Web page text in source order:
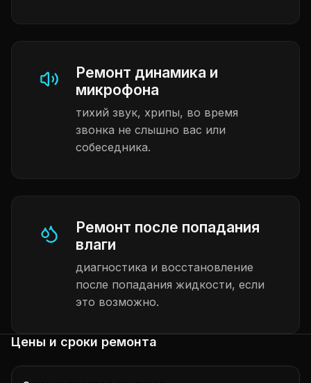
Ремонт динамика и
микрофона
тихий звук, хрипы, во время
звонка не слышно вас или
собеседника.
Ремонт после попадания
влаги
диагностика и восстановление
после попадания жидкости, если
это возможно.
Цены и сроки ремонта